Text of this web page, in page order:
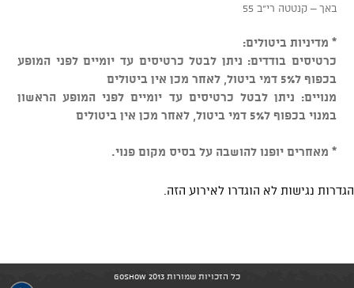
באך – קנטטה רי"ב 55
* מדיניות ביטולים:
כרטיסים בודדים: ניתן לבטל כרטיסים עד יומיים לפני המופע
בכפוף ל5% דמי ביטול, לאחר מכן אין ביטולים
מנויים: ניתן לבטל כרטיסים עד יומיים לפני המופע הראשון
במנוי בכפוף ל5% דמי ביטול, לאחר מכן אין ביטולים
* מאחרים יופנו להושבה על בסיס מקום פנוי.
הגדרות נגישות לא הוגדרו לאירוע הזה.
כל הזכויות שמורות GoShow 2013